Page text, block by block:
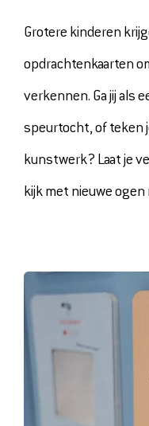
Grotere kinderen
opdrachtenkaarten
verkennen. Ga jij als
speurtocht, of teken
kunstwerk? Laat je
kijk met nieuwe